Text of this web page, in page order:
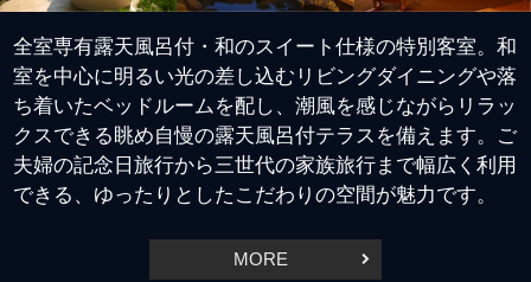
全室専有露天風呂付・和のスイート仕様の特別客室。和
室を中心に明るい光の差し込むリビングダイニングや落
ち着いたベッドルームを配し、潮風を感じながらリラッ
クスできる眺め自慢の露天風呂付テラスを備えます。ご
夫婦の記念日旅行から三世代の家族旅行まで幅広く利用
できる、 ゆったりとしたこだわりの空間が魅力です。
MORE